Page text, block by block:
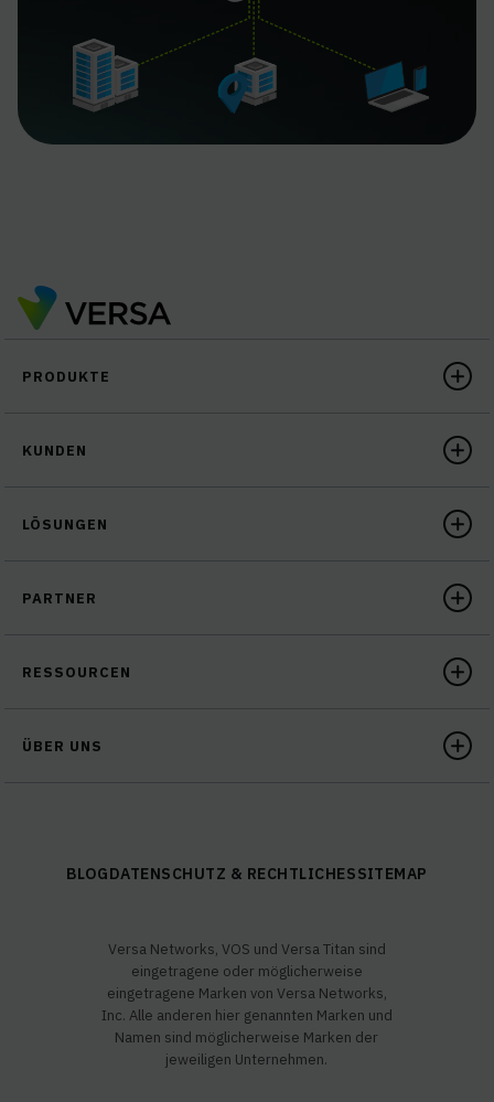
PRODUKTE
KUNDEN
LÖSUNGEN
PARTNER
RESSOURCEN
ÜBER UNS
BLOGDATENSCHUTZ & RECHTLICHESSITEMAP
Versa Networks, VOS und Versa Titan sind
eingetragene oder möglicherweise
eingetragene Marken von Versa Networks,
Inc. Alle anderen hier genannten Marken und
Namen sind möglicherweise Marken der
jeweiligen Unternehmen.